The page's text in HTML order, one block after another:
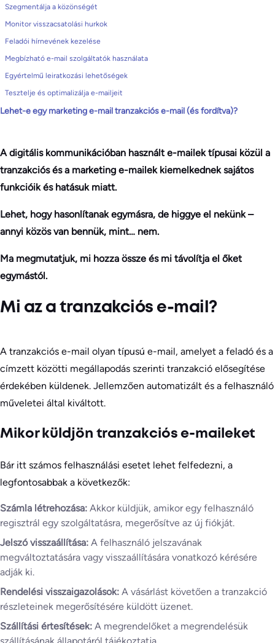
Szegmentálja a közönségét
Monitor visszacsatolási hurkok
Feladói hírnevének kezelése
Megbízható e-mail szolgáltatók használata
Egyértelmű leiratkozási lehetőségek
Tesztelje és optimalizálja e-mailjeit
Lehet-e egy marketing e-mail tranzakciós e-mail (és fordítva)?
A digitális kommunikációban használt e-mailek típusai közül a
tranzakciós és a marketing e-mailek kiemelkednek sajátos
funkcióik és hatásuk miatt.
Lehet, hogy hasonlítanak egymásra, de higgye el nekünk –
annyi közös van bennük, mint… nem.
Ma megmutatjuk, mi hozza össze és mi távolítja el őket
egymástól.
Mi az a tranzakciós e-mail?
A tranzakciós e-mail olyan típusú e-mail, amelyet a feladó és a
címzett közötti megállapodás szerinti tranzakció elősegítése
érdekében küldenek. Jellemzően automatizált és a felhasználó
műveletei által kiváltott.
Mikor küldjön tranzakciós e-maileket
Bár itt számos felhasználási esetet lehet felfedezni, a
legfontosabbak a következők:
Számla létrehozása: Akkor küldjük, amikor egy felhasználó
regisztrál egy szolgáltatásra, megerősítve az új fiókját.
Jelszó visszaállítása: A felhasználó jelszavának
megváltoztatására vagy visszaállítására vonatkozó kérésére
adják ki.
Rendelési visszaigazolások: A vásárlást követően a tranzakció
részleteinek megerősítésére küldött üzenet.
Szállítási értesítések: A megrendelőket a megrendelésük